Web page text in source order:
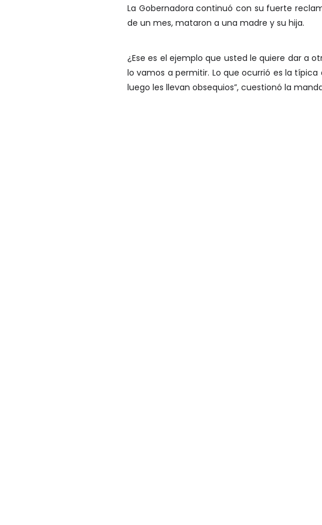
La Gobernadora continuó con su fuerte
de un mes, mataron a una madre y su hija.
¿Ese es el ejemplo que usted le quiere dar a
lo vamos a permitir. Lo que ocurrió es la
luego les llevan obsequios”, cuestionó la